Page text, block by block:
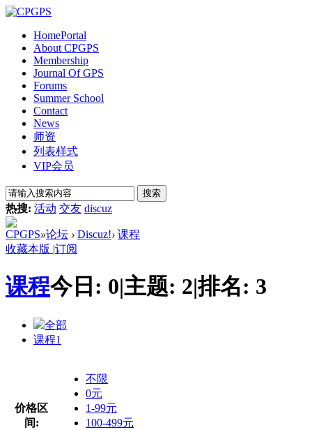
HomePortal
About CPGPS
Membership
Journal Of GPS
Forums
Summer School
Contact
News
师资
列表样式
VIP会员
搜索
热搜: 活动 交友 discuz
CPGPS»论坛 › Discuz!› 课程
收藏本版 |订阅
课程今日: 0|主题: 2|排名: 3
全部
课程1
价格区
间:
不限
0元
1-99元
100-499元